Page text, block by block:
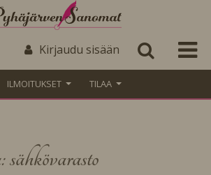
Kirjaudu sisään
ILMOITUKSET TILAA